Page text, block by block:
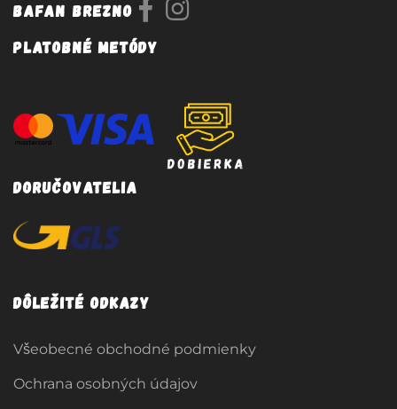
Bafan Brezno
Platobné metódy
Doručovatelia
Dôležité odkazy
Všeobecné obchodné podmienky
Ochrana osobných údajov